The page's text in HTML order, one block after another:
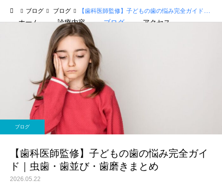
ホーム 診療内容 ブログ アクセス
よくある質問
一般歯科
ホワイトニング マタニティ歯科
ブログ ブログ 【歯科医師監修】子どもの歯の悩み完全ガイド｜虫歯・歯並び・歯磨きまとめ
ブログ
【歯科医師監修】子どもの歯の悩み完全ガイ
ド｜虫歯・歯並び・歯磨きまとめ
2026.05.22